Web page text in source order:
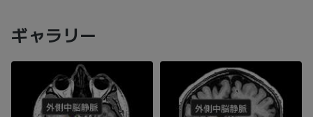
ギャラリー